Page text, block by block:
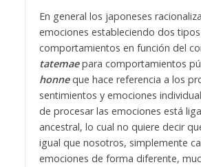
En general los japoneses
emociones estableciendo dos
comportamientos en función del
tatemae para comportamientos
honneque hace referencia a los
sentimientos y emociones
de procesar las emociones está
ancestral, lo cual no quiere decir
igual que nosotros, simplemente
emociones de forma diferente,